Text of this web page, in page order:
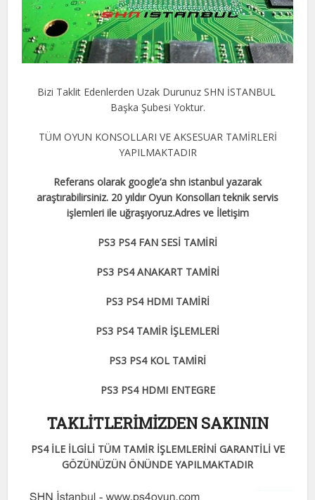
Bizi Taklit Edenlerden Uzak Durunuz SHN İSTANBUL
Başka Şubesi Yoktur.
TÜM OYUN KONSOLLARI VE AKSESUAR TAMİRLERİ
YAPILMAKTADIR
Referans olarak google’a shn istanbul yazarak
araştırabilirsiniz. 20 yıldır Oyun Konsolları teknik servis
işlemleri ile uğraşıyoruz.Adres ve İletişim
PS3 PS4 FAN SESİ TAMİRİ
PS3 PS4 ANAKART TAMİRİ
PS3 PS4 HDMI TAMİRİ
PS3 PS4 TAMİR İŞLEMLERİ
PS3 PS4 KOL TAMİRİ
PS3 PS4 HDMI ENTEGRE
TAKLİTLERİMİZDEN SAKININ
PS4 İLE İLGİLİ TÜM TAMİR İŞLEMLERİNİ GARANTİLİ VE
GÖZÜNÜZÜN ÖNÜNDE YAPILMAKTADIR